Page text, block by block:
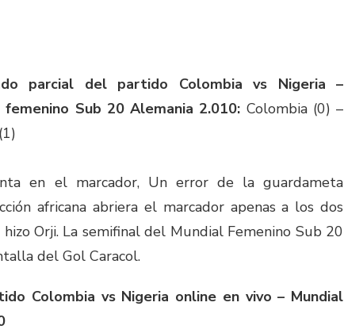
parcial del partido Colombia vs Nigeria –
femenino Sub 20 Alemania 2.010: Colombia (0) –
en el marcador, Un error de la guardameta
africana abriera el marcador apenas a los dos
Orji. La semifinal del Mundial Femenino Sub 20
del Gol Caracol.
Colombia vs Nigeria online en vivo – Mundial